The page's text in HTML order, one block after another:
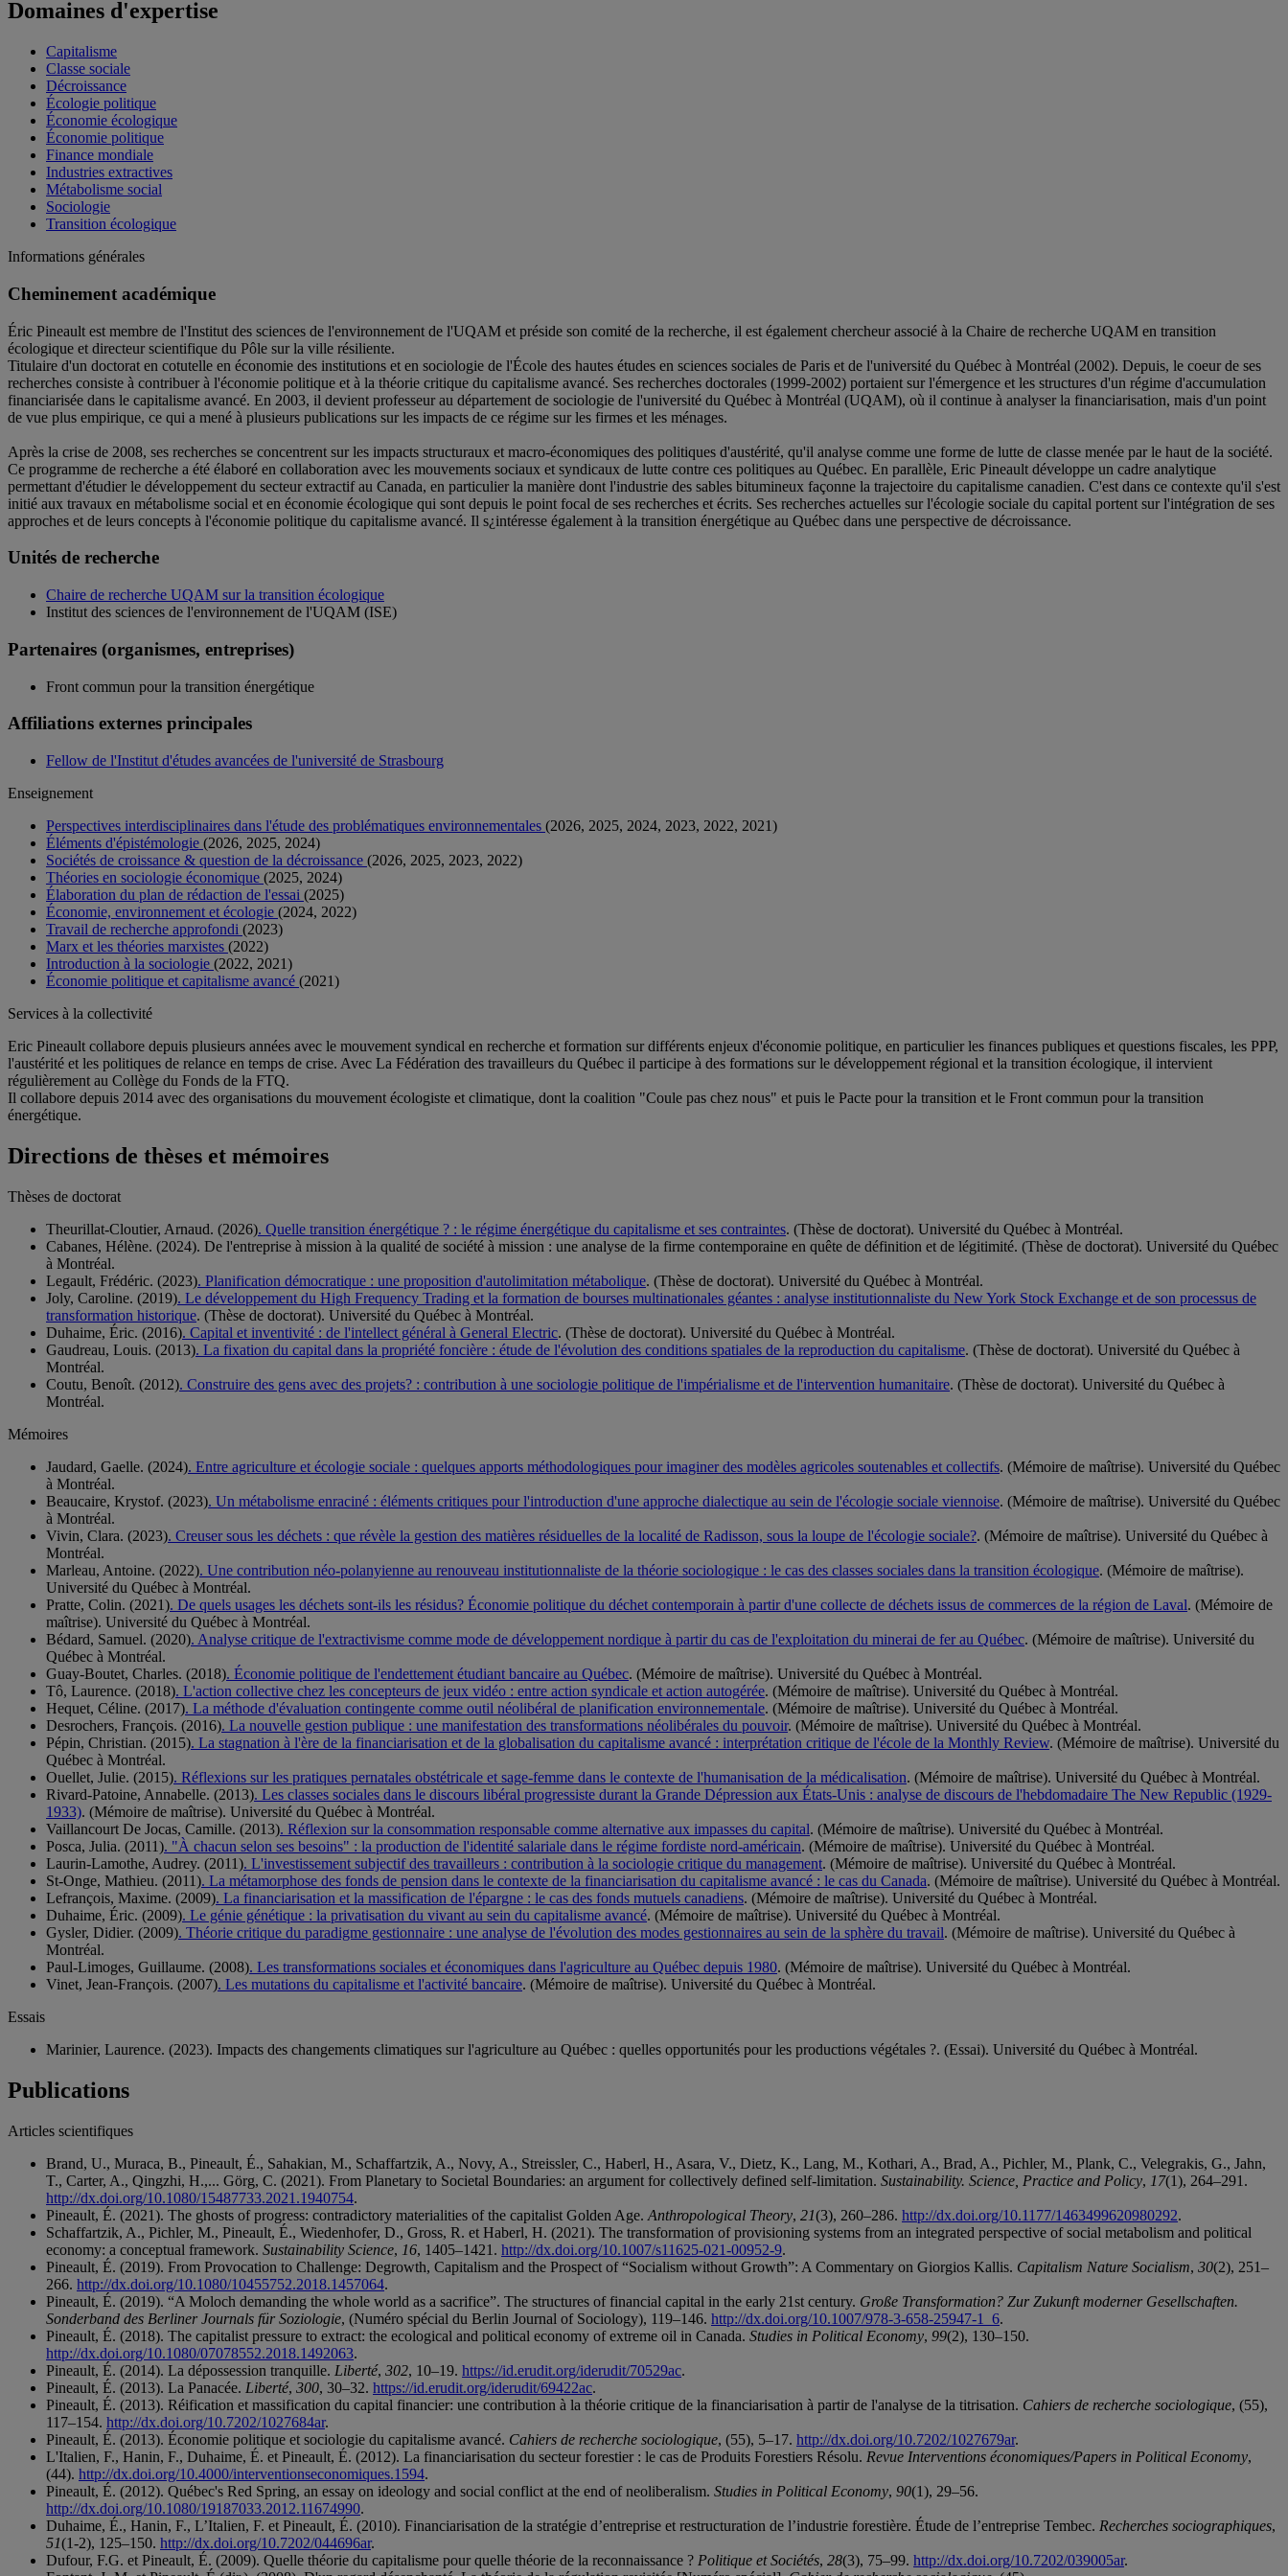
Domaines d'expertise
Capitalisme
Classe sociale
Décroissance
Écologie politique
Économie écologique
Économie politique
Finance mondiale
Industries extractives
Métabolisme social
Sociologie
Transition écologique
Informations générales
Cheminement académique
Éric Pineault est membre de l'Institut des sciences de l'environnement de l'UQAM et préside son comité de la recherche, il est également chercheur associé à la Chaire de recherche UQAM en transition
écologique et directeur scientifique du Pôle sur la ville résiliente.
Titulaire d'un doctorat en cotutelle en économie des institutions et en sociologie de l'École des hautes études en sciences sociales de Paris et de l'université du Québec à Montréal (2002). Depuis, le coeur de ses
recherches consiste à contribuer à l'économie politique et à la théorie critique du capitalisme avancé. Ses recherches doctorales (1999-2002) portaient sur l'émergence et les structures d'un régime d'accumulation
financiarisée dans le capitalisme avancé. En 2003, il devient professeur au département de sociologie de l'université du Québec à Montréal (UQAM), où il continue à analyser la financiarisation, mais d'un point
de vue plus empirique, ce qui a mené à plusieurs publications sur les impacts de ce régime sur les firmes et les ménages.
Après la crise de 2008, ses recherches se concentrent sur les impacts structuraux et macro-économiques des politiques d'austérité, qu'il analyse comme une forme de lutte de classe menée par le haut de la société.
Ce programme de recherche a été élaboré en collaboration avec les mouvements sociaux et syndicaux de lutte contre ces politiques au Québec. En parallèle, Eric Pineault développe un cadre analytique
permettant d'étudier le développement du secteur extractif au Canada, en particulier la manière dont l'industrie des sables bitumineux façonne la trajectoire du capitalisme canadien. C'est dans ce contexte qu'il s'est
initié aux travaux en métabolisme social et en économie écologique qui sont depuis le point focal de ses recherches et écrits. Ses recherches actuelles sur l'écologie sociale du capital portent sur l'intégration de ses
approches et de leurs concepts à l'économie politique du capitalisme avancé. Il s¿intéresse également à la transition énergétique au Québec dans une perspective de décroissance.
Unités de recherche
Chaire de recherche UQAM sur la transition écologique
Institut des sciences de l'environnement de l'UQAM (ISE)
Partenaires (organismes, entreprises)
Front commun pour la transition énergétique
Affiliations externes principales
Fellow de l'Institut d'études avancées de l'université de Strasbourg
Enseignement
Perspectives interdisciplinaires dans l'étude des problématiques environnementales (2026, 2025, 2024, 2023, 2022, 2021)
Éléments d'épistémologie (2026, 2025, 2024)
Sociétés de croissance & question de la décroissance (2026, 2025, 2023, 2022)
Théories en sociologie économique (2025, 2024)
Élaboration du plan de rédaction de l'essai (2025)
Économie, environnement et écologie (2024, 2022)
Travail de recherche approfondi (2023)
Marx et les théories marxistes (2022)
Introduction à la sociologie (2022, 2021)
Économie politique et capitalisme avancé (2021)
Services à la collectivité
Eric Pineault collabore depuis plusieurs années avec le mouvement syndical en recherche et formation sur différents enjeux d'économie politique, en particulier les finances publiques et questions fiscales, les PPP,
l'austérité et les politiques de relance en temps de crise. Avec La Fédération des travailleurs du Québec il participe à des formations sur le développement régional et la transition écologique, il intervient
régulièrement au Collège du Fonds de la FTQ.
Il collabore depuis 2014 avec des organisations du mouvement écologiste et climatique, dont la coalition "Coule pas chez nous" et puis le Pacte pour la transition et le Front commun pour la transition
énergétique.
Directions de thèses et mémoires
Thèses de doctorat
Theurillat-Cloutier, Arnaud. (2026). Quelle transition énergétique ? : le régime énergétique du capitalisme et ses contraintes. (Thèse de doctorat). Université du Québec à Montréal.
Cabanes, Hélène. (2024). De l'entreprise à mission à la qualité de société à mission : une analyse de la firme contemporaine en quête de définition et de légitimité. (Thèse de doctorat). Université du Québec
à Montréal.
Legault, Frédéric. (2023). Planification démocratique : une proposition d'autolimitation métabolique. (Thèse de doctorat). Université du Québec à Montréal.
Joly, Caroline. (2019). Le développement du High Frequency Trading et la formation de bourses multinationales géantes : analyse institutionnaliste du New York Stock Exchange et de son processus de
transformation historique. (Thèse de doctorat). Université du Québec à Montréal.
Duhaime, Éric. (2016). Capital et inventivité : de l'intellect général à General Electric. (Thèse de doctorat). Université du Québec à Montréal.
Gaudreau, Louis. (2013). La fixation du capital dans la propriété foncière : étude de l'évolution des conditions spatiales de la reproduction du capitalisme. (Thèse de doctorat). Université du Québec à
Montréal.
Coutu, Benoît. (2012). Construire des gens avec des projets? : contribution à une sociologie politique de l'impérialisme et de l'intervention humanitaire. (Thèse de doctorat). Université du Québec à
Montréal.
Mémoires
Jaudard, Gaelle. (2024). Entre agriculture et écologie sociale : quelques apports méthodologiques pour imaginer des modèles agricoles soutenables et collectifs. (Mémoire de maîtrise). Université du Québec
à Montréal.
Beaucaire, Krystof. (2023). Un métabolisme enraciné : éléments critiques pour l'introduction d'une approche dialectique au sein de l'écologie sociale viennoise. (Mémoire de maîtrise). Université du Québec
à Montréal.
Vivin, Clara. (2023). Creuser sous les déchets : que révèle la gestion des matières résiduelles de la localité de Radisson, sous la loupe de l'écologie sociale?. (Mémoire de maîtrise). Université du Québec à
Montréal.
Marleau, Antoine. (2022). Une contribution néo-polanyienne au renouveau institutionnaliste de la théorie sociologique : le cas des classes sociales dans la transition écologique. (Mémoire de maîtrise).
Université du Québec à Montréal.
Pratte, Colin. (2021). De quels usages les déchets sont-ils les résidus? Économie politique du déchet contemporain à partir d'une collecte de déchets issus de commerces de la région de Laval. (Mémoire de
maîtrise). Université du Québec à Montréal.
Bédard, Samuel. (2020). Analyse critique de l'extractivisme comme mode de développement nordique à partir du cas de l'exploitation du minerai de fer au Québec. (Mémoire de maîtrise). Université du
Québec à Montréal.
Guay-Boutet, Charles. (2018). Économie politique de l'endettement étudiant bancaire au Québec. (Mémoire de maîtrise). Université du Québec à Montréal.
Tô, Laurence. (2018). L'action collective chez les concepteurs de jeux vidéo : entre action syndicale et action autogérée. (Mémoire de maîtrise). Université du Québec à Montréal.
Hequet, Céline. (2017). La méthode d'évaluation contingente comme outil néolibéral de planification environnementale. (Mémoire de maîtrise). Université du Québec à Montréal.
Desrochers, François. (2016). La nouvelle gestion publique : une manifestation des transformations néolibérales du pouvoir. (Mémoire de maîtrise). Université du Québec à Montréal.
Pépin, Christian. (2015). La stagnation à l'ère de la financiarisation et de la globalisation du capitalisme avancé : interprétation critique de l'école de la Monthly Review. (Mémoire de maîtrise). Université du
Québec à Montréal.
Ouellet, Julie. (2015). Réflexions sur les pratiques pernatales obstétricale et sage-femme dans le contexte de l'humanisation de la médicalisation. (Mémoire de maîtrise). Université du Québec à Montréal.
Rivard-Patoine, Annabelle. (2013). Les classes sociales dans le discours libéral progressiste durant la Grande Dépression aux États-Unis : analyse de discours de l'hebdomadaire The New Republic (1929-
1933). (Mémoire de maîtrise). Université du Québec à Montréal.
Vaillancourt De Jocas, Camille. (2013). Réflexion sur la consommation responsable comme alternative aux impasses du capital. (Mémoire de maîtrise). Université du Québec à Montréal.
Posca, Julia. (2011). "À chacun selon ses besoins" : la production de l'identité salariale dans le régime fordiste nord-américain. (Mémoire de maîtrise). Université du Québec à Montréal.
Laurin-Lamothe, Audrey. (2011). L'investissement subjectif des travailleurs : contribution à la sociologie critique du management. (Mémoire de maîtrise). Université du Québec à Montréal.
St-Onge, Mathieu. (2011). La métamorphose des fonds de pension dans le contexte de la financiarisation du capitalisme avancé : le cas du Canada. (Mémoire de maîtrise). Université du Québec à Montréal.
Lefrançois, Maxime. (2009). La financiarisation et la massification de l'épargne : le cas des fonds mutuels canadiens. (Mémoire de maîtrise). Université du Québec à Montréal.
Duhaime, Éric. (2009). Le génie génétique : la privatisation du vivant au sein du capitalisme avancé. (Mémoire de maîtrise). Université du Québec à Montréal.
Gysler, Didier. (2009). Théorie critique du paradigme gestionnaire : une analyse de l'évolution des modes gestionnaires au sein de la sphère du travail. (Mémoire de maîtrise). Université du Québec à
Montréal.
Paul-Limoges, Guillaume. (2008). Les transformations sociales et économiques dans l'agriculture au Québec depuis 1980. (Mémoire de maîtrise). Université du Québec à Montréal.
Vinet, Jean-François. (2007). Les mutations du capitalisme et l'activité bancaire. (Mémoire de maîtrise). Université du Québec à Montréal.
Essais
Marinier, Laurence. (2023). Impacts des changements climatiques sur l'agriculture au Québec : quelles opportunités pour les productions végétales ?. (Essai). Université du Québec à Montréal.
Publications
Articles scientifiques
Brand, U., Muraca, B., Pineault, É., Sahakian, M., Schaffartzik, A., Novy, A., Streissler, C., Haberl, H., Asara, V., Dietz, K., Lang, M., Kothari, A., Brad, A., Pichler, M., Plank, C., Velegrakis, G., Jahn,
T., Carter, A., Qingzhi, H.,... Görg, C. (2021). From Planetary to Societal Boundaries: an argument for collectively defined self-limitation. Sustainability. Science, Practice and Policy, 17(1), 264–291.
http://dx.doi.org/10.1080/15487733.2021.1940754.
Pineault, É. (2021). The ghosts of progress: contradictory materialities of the capitalist Golden Age. Anthropological Theory, 21(3), 260–286. http://dx.doi.org/10.1177/1463499620980292.
Schaffartzik, A., Pichler, M., Pineault, É., Wiedenhofer, D., Gross, R. et Haberl, H. (2021). The transformation of provisioning systems from an integrated perspective of social metabolism and political
economy: a conceptual framework. Sustainability Science, 16, 1405–1421. http://dx.doi.org/10.1007/s11625-021-00952-9.
Pineault, É. (2019). From Provocation to Challenge: Degrowth, Capitalism and the Prospect of “Socialism without Growth”: A Commentary on Giorgios Kallis. Capitalism Nature Socialism, 30(2), 251–
266. http://dx.doi.org/10.1080/10455752.2018.1457064.
Pineault, É. (2019). “A Moloch demanding the whole world as a sacrifice”. The structures of financial capital in the early 21st century. Große Transformation? Zur Zukunft moderner Gesellschaften.
Sonderband des Berliner Journals für Soziologie, (Numéro spécial du Berlin Journal of Sociology), 119–146. http://dx.doi.org/10.1007/978-3-658-25947-1_6.
Pineault, É. (2018). The capitalist pressure to extract: the ecological and political economy of extreme oil in Canada. Studies in Political Economy, 99(2), 130–150.
http://dx.doi.org/10.1080/07078552.2018.1492063.
Pineault, É. (2014). La dépossession tranquille. Liberté, 302, 10–19. https://id.erudit.org/iderudit/70529ac.
Pineault, É. (2013). La Panacée. Liberté, 300, 30–32. https://id.erudit.org/iderudit/69422ac.
Pineault, É. (2013). Réification et massification du capital financier: une contribution à la théorie critique de la financiarisation à partir de l'analyse de la titrisation. Cahiers de recherche sociologique, (55),
117–154. http://dx.doi.org/10.7202/1027684ar.
Pineault, É. (2013). Économie politique et sociologie du capitalisme avancé. Cahiers de recherche sociologique, (55), 5–17. http://dx.doi.org/10.7202/1027679ar.
L'Italien, F., Hanin, F., Duhaime, É. et Pineault, É. (2012). La financiarisation du secteur forestier : le cas de Produits Forestiers Résolu. Revue Interventions économiques/Papers in Political Economy,
(44). http://dx.doi.org/10.4000/interventionseconomiques.1594.
Pineault, É. (2012). Québec's Red Spring, an essay on ideology and social conflict at the end of neoliberalism. Studies in Political Economy, 90(1), 29–56.
http://dx.doi.org/10.1080/19187033.2012.11674990.
Duhaime, É., Hanin, F., L’Italien, F. et Pineault, É. (2010). Financiarisation de la stratégie d’entreprise et restructuration de l’industrie forestière. Étude de l’entreprise Tembec. Recherches sociographiques,
51(1-2), 125–150. http://dx.doi.org/10.7202/044696ar.
Dufour, F.G. et Pineault, É. (2009). Quelle théorie du capitalisme pour quelle théorie de la reconnaissance ? Politique et Sociétés, 28(3), 75–99. http://dx.doi.org/10.7202/039005ar.